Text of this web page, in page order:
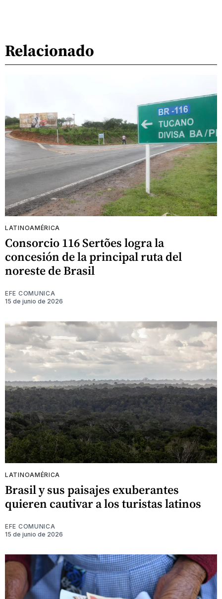
Relacionado
LATINOAMÉRICA
Consorcio 116 Sertões logra la
concesión de la principal ruta del
noreste de Brasil
EFE COMUNICA
15 de junio de 2026
LATINOAMÉRICA
Brasil y sus paisajes exuberantes
quieren cautivar a los turistas latinos
EFE COMUNICA
15 de junio de 2026